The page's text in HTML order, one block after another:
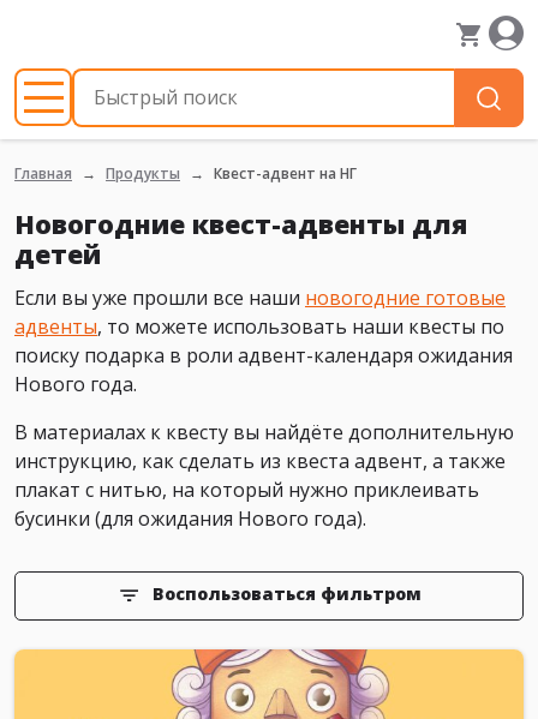
Главная Продукты Квест-адвент на НГ
Новогодние квест-адвенты для
детей
Если вы уже прошли все наши новогодние готовые
адвенты, то можете использовать наши квесты по
поиску подарка в роли адвент-календаря ожидания
Нового года.
В материалах к квесту вы найдёте дополнительную
инструкцию, как сделать из квеста адвент, а также
плакат с нитью, на который нужно приклеивать
бусинки (для ожидания Нового года).
Воспользоваться фильтром